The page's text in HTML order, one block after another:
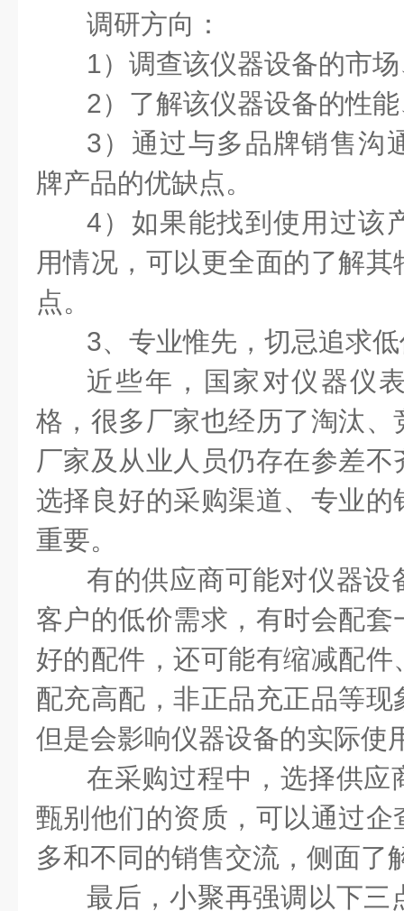
调研方向：
1）调查该仪器设备的市
2）了解该仪器设备的性
3）通过与多品牌销售沟
牌产品的优缺点。
4）如果能找到使用过该
用情况，可以更全面的了解
点。
3、专业惟先，切忌追求
近些年，国家对仪器仪
格，很多厂家也经历了淘汰
厂家及从业人员仍存在参差
选择良好的采购渠道、专业
重要。
有的供应商可能对仪器设
客户的低价需求，有时会配
好的配件，还可能有缩减配
配充高配，非正品充正品等
但是会影响仪器设备的实际使
在采购过程中，选择供应
甄别他们的资质，可以通过
多和不同的销售交流，侧面了
最后，小聚再强调以下三